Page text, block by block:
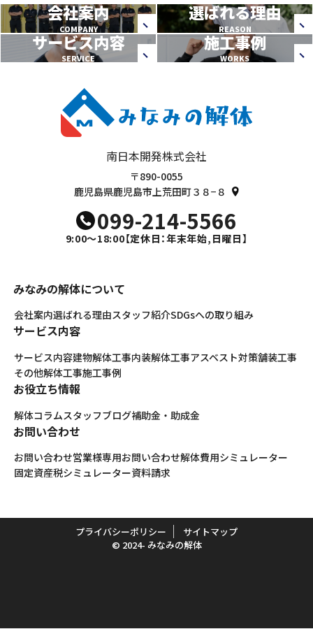
会社案内
COMPANY
選ばれる理由
REASON
サービス内容
SERVICE
施工事例
WORKS
南日本開発株式会社
〒890-0055
鹿児島県鹿児島市上荒田町３８−８
099-214-5566
9:00～18:00【定休日：年末年始,日曜日】
みなみの解体について
会社案内選ばれる理由スタッフ紹介SDGsへの取り組み
サービス内容
サービス内容建物解体工事内装解体工事アスベスト対策舗装工事
その他解体工事施工事例
お役立ち情報
解体コラムスタッフブログ補助金・助成金
お問い合わせ
お問い合わせ営業様専用お問い合わせ解体費用シミュレーター
固定資産税シミュレーター資料請求
プライバシーポリシー
サイトマップ
© 2024- みなみの解体